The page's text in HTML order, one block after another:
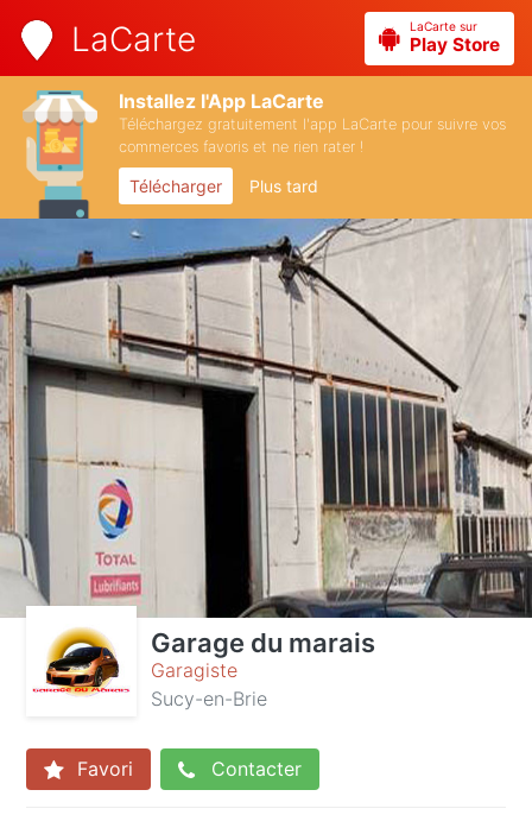
LaCarte LaCarte sur
Play Store
Installez l'App LaCarte
Téléchargez gratuitement l'app LaCarte pour suivre vos
commerces favoris et ne rien rater !
Télécharger Plus tard
Garage du marais
Garagiste
Sucy-en-Brie
Favori Contacter